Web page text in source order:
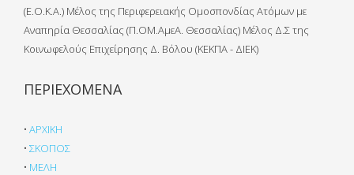
(Ε.Ο.Κ.Α.) Μέλος της Περιφερειακής Ομοσπονδίας Ατόμων με
Αναπηρία Θεσσαλίας (Π.ΟΜ.ΑμεΑ. Θεσσαλίας) Μέλος Δ.Σ της
Κοινωφελούς Επιχείρησης Δ. Βόλου (ΚΕΚΠΑ - ΔΙΕΚ)
ΠΕΡΙΕΧΟΜΕΝΑ
• ΑΡΧΙΚΗ
• ΣΚΟΠΟΣ
• ΜΕΛΗ